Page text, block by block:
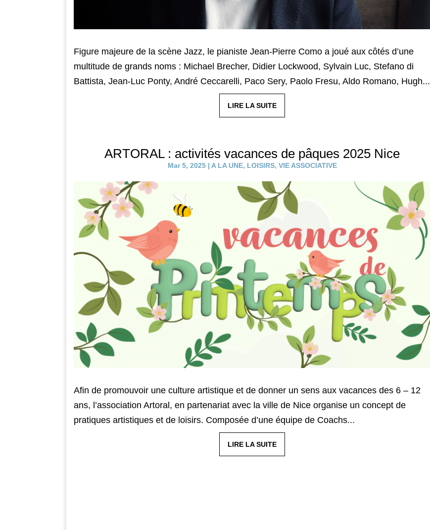
Figure majeure de la scène Jazz, le pianiste Jean-Pierre Como a joué aux côtés d’une
multitude de grands noms : Michael Brecher, Didier Lockwood, Sylvain Luc, Stefano di
Battista, Jean-Luc Ponty, André Ceccarelli, Paco Sery, Paolo Fresu, Aldo Romano, Hugh...
LIRE LA SUITE
ARTORAL : activités vacances de pâques 2025 Nice
Mar 5, 2025| A LA UNE, LOISIRS, VIE ASSOCIATIVE
Afin de promouvoir une culture artistique et de donner un sens aux vacances des 6 – 12
ans, l’association Artoral, en partenariat avec la ville de Nice organise un concept de
pratiques artistiques et de loisirs. Composée d’une équipe de Coachs...
LIRE LA SUITE